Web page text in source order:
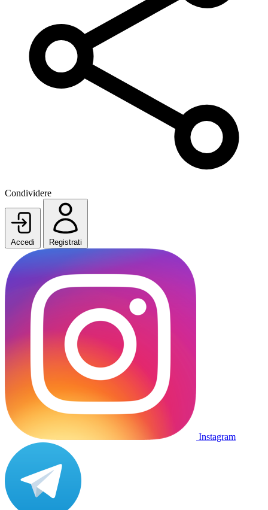
Condividere
Accedi Registrati
Instagram